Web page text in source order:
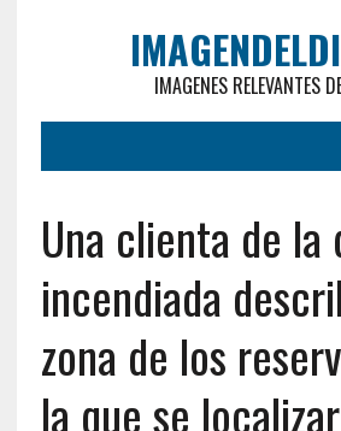
IMAGENES RELEVANTES
Una clienta de la
incendiada
zona de los
la que se